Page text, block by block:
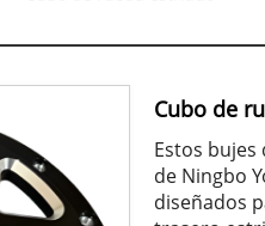
Cubo de
Estos
de Ningbo
diseñados